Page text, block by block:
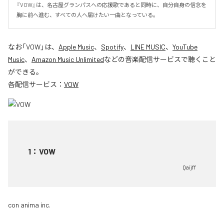
『VOW』は、名古屋グランパスへの応援歌であると同時に、自分自身の信念を
胸に前へ進む、すべての人へ届けたい一曲となっている。
なお「VOW」は、 Apple Music、 Spotify、 LINE MUSIC、 YouTube
Music、 Amazon Music Unlimitedなどの音楽配信サービスで聴くこと
ができる。
各配信サービス： VOW
1 ： VOW
Qaijff
con anima inc.